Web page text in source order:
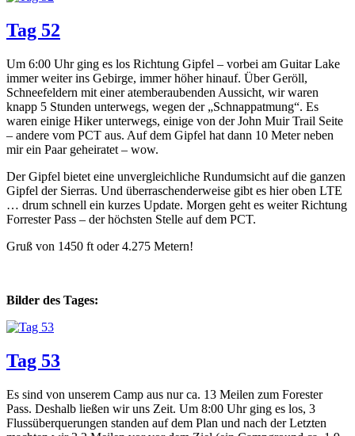
Tag 52
Um 6:00 Uhr ging es los Richtung Gipfel – vorbei am Guitar Lake
immer weiter ins Gebirge, immer höher hinauf. Über Geröll,
Schneefeldern mit einer atemberaubenden Aussicht, wir waren
knapp 5 Stunden unterwegs, wegen der „Schnappatmung“. Es
waren einige Hiker unterwegs, einige von der John Muir Trail Seite
– andere vom PCT aus. Auf dem Gipfel hat dann 10 Meter neben
mir ein Paar geheiratet – wow.
Der Gipfel bietet eine unvergleichliche Rundumsicht auf die ganzen
Gipfel der Sierras. Und überraschenderweise gibt es hier oben LTE
… drum schnell ein kurzes Update. Morgen geht es weiter Richtung
Forrester Pass – der höchsten Stelle auf dem PCT.
Gruß von 1450 ft oder 4.275 Metern!
Bilder des Tages:
Tag 53
Es sind von unserem Camp aus nur ca. 13 Meilen zum Forester
Pass. Deshalb ließen wir uns Zeit. Um 8:00 Uhr ging es los, 3
Flussüberquerungen standen auf dem Plan und nach der Letzten